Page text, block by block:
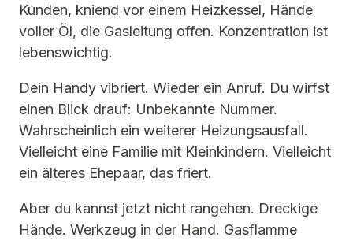
Kunden, kniend vor einem Heizkessel, Hände
voller Öl, die Gasleitung offen. Konzentration ist
lebenswichtig.
Dein Handy vibriert. Wieder ein Anruf. Du wirfst
einen Blick drauf: Unbekannte Nummer.
Wahrscheinlich ein weiterer Heizungsausfall.
Vielleicht eine Familie mit Kleinkindern. Vielleicht
ein älteres Ehepaar, das friert.
Aber du kannst jetzt nicht rangehen. Dreckige
Hände. Werkzeug in der Hand. Gasflamme